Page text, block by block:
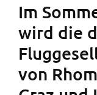
Im
wird die
von